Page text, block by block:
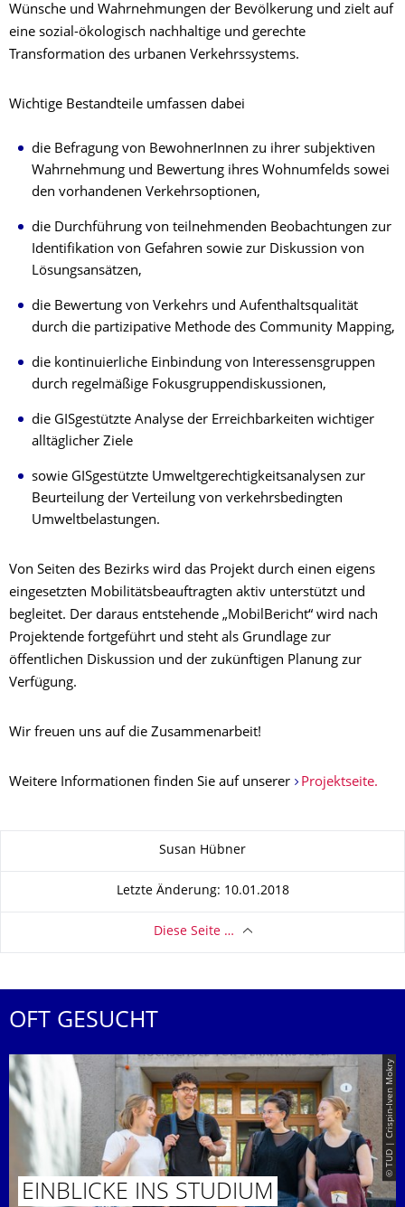
Wünsche und Wahrnehmungen der Bevölkerung und zielt auf
eine sozial-ökologisch nachhaltige und gerechte
Transformation des urbanen Verkehrssystems.
Wichtige Bestandteile umfassen dabei
die Befragung von BewohnerInnen zu ihrer subjektiven
Wahrnehmung und Bewertung ihres Wohnumfelds sowei
den vorhandenen Verkehrsoptionen,
die Durchführung von teilnehmenden Beobachtungen zur
Identifikation von Gefahren sowie zur Diskussion von
Lösungsansätzen,
die Bewertung von Verkehrs und Aufenthaltsqualität
durch die partizipative Methode des Community Mapping,
die kontinuierliche Einbindung von Interessensgruppen
durch regelmäßige Fokusgruppendiskussionen,
die GISgestützte Analyse der Erreichbarkeiten wichtiger
alltäglicher Ziele
sowie GISgestützte Umweltgerechtigkeitsanalysen zur
Beurteilung der Verteilung von verkehrsbedingten
Umweltbelastungen.
Von Seiten des Bezirks wird das Projekt durch einen eigens
eingesetzten Mobilitätsbeauftragten aktiv unterstützt und
begleitet. Der daraus entstehende „MobilBericht“ wird nach
Projektende fortgeführt und steht als Grundlage zur
öffentlichen Diskussion und der zukünftigen Planung zur
Verfügung.
Wir freuen uns auf die Zusammenarbeit!
Weitere Informationen finden Sie auf unserer Projektseite.
Susan Hübner
Letzte Änderung: 10.01.2018
Diese Seite …
OFT GESUCHT
© TUD | Crispin-Iven Mokry
EINBLICKE INS STUDIUM